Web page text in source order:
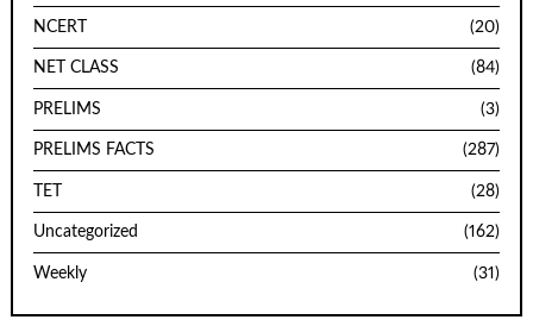
NCERT (20)
NET CLASS (84)
PRELIMS (3)
PRELIMS FACTS (287)
TET (28)
Uncategorized (162)
Weekly (31)